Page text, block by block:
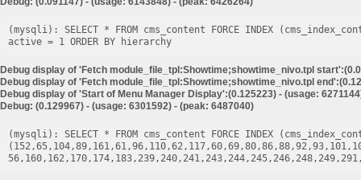
(mysqli): SELECT * FROM cms_content FORCE INDEX
Debug display of 'Fetch module_file_tpl:Showtime;showtime_nivo.tpl
Debug display of 'Fetch module_file_tpl:Showtime;showtime_nivo.tpl
Debug display of 'Start of Menu Manager Display':(0.125223) - (usage:
Debug: (0.129967) - (usage: 6301592) - (peak: 6487040)
(mysqli): SELECT * FROM cms_content FORCE INDEX